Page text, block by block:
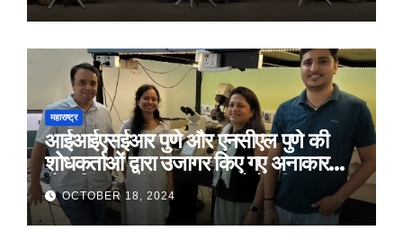
महाराष्ट्र
आईआईएसईआर पुणे और एनसीएल पुणे की
शोधकर्ताओं द्वारा उजागर किए गए अनाकार
ठोस विरूपण में संरचनात्मक दोषों की प्रमुख
भूमिका
OCTOBER 18, 2024